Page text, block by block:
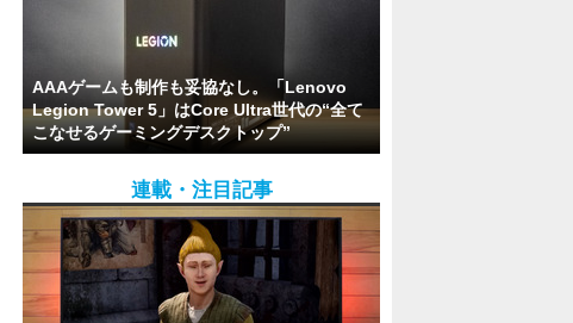
AAAゲームも制作も妥協なし。「Lenovo
Legion Tower 5」はCore Ultra世代の“全て
こなせるゲーミングデスクトップ”
連載・注目記事